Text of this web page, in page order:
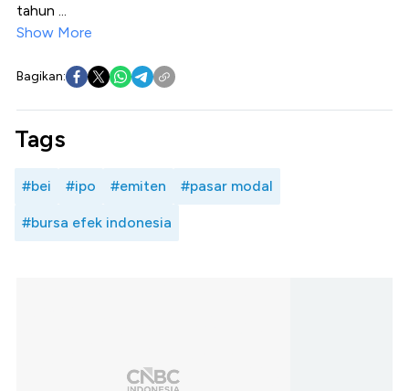
tahun ...
Show More
Bagikan:
Tags
#bei #ipo #emiten #pasar modal
#bursa efek indonesia